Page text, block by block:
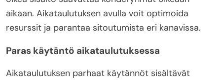
aikaan. Aikataulutuksen avulla voit optimoida
resurssit ja parantaa sitoutumista eri kanavissa.
Paras käytäntö aikataulutuksessa
Aikataulutuksen parhaat käytännöt sisältävät